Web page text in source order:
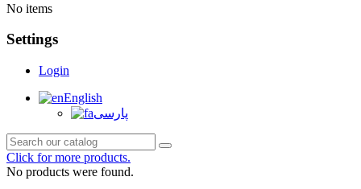
No items
Settings
Login
English
پارسی
Click for more products.
No products were found.